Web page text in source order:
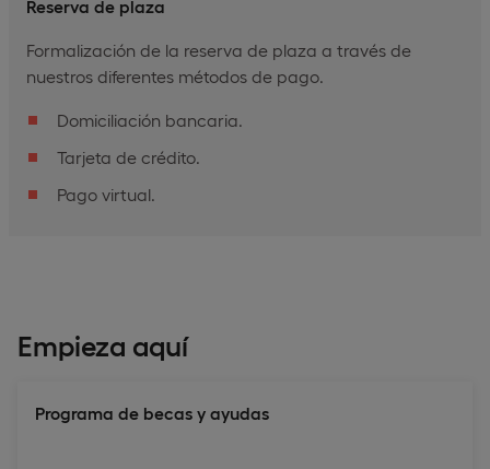
Reserva de plaza
Formalización de la reserva de plaza a través de
nuestros diferentes métodos de pago.
Domiciliación bancaria.
Tarjeta de crédito.
Pago virtual.
Empieza aquí
Programa de becas y ayudas